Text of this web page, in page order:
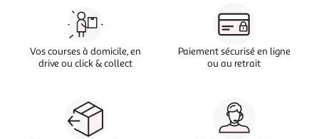
Vos courses à domicile, en
drive ou click & collect
Paiement sécurisé en ligne
ou au retrait